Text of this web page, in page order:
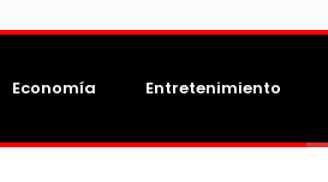
Economía Entretenimiento